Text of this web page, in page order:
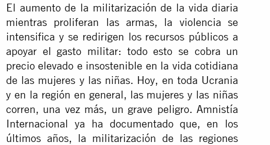
El aumento de la militarización de la vida diaria
mientras proliferan las armas, la violencia se
intensifica y se redirigen los recursos públicos a
apoyar el gasto militar: todo esto se cobra un
precio elevado e insostenible en la vida cotidiana
de las mujeres y las niñas. Hoy, en toda Ucrania
y en la región en general, las mujeres y las niñas
corren, una vez más, un grave peligro. Amnistía
Internacional ya ha documentado que, en los
últimos años, la militarización de las regiones